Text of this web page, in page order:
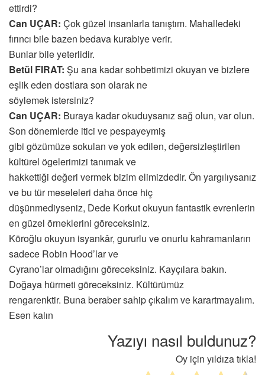
ettirdi?
Can UÇAR: Çok güzel insanlarla tanıştım. Mahalledeki
fırıncı bile bazen bedava kurabiye verir.
Bunlar bile yeterlidir.
Betül FIRAT: Şu ana kadar sohbetimizi okuyan ve bizlere
eşlik eden dostlara son olarak ne
söylemek istersiniz?
Can UÇAR: Buraya kadar okuduysanız sağ olun, var olun.
Son dönemlerde itici ve pespayeymiş
gibi gözümüze sokulan ve yok edilen, değersizleştirilen
kültürel ögelerimizi tanımak ve
hakkettiği değeri vermek bizim elimizdedir. Ön yargılıysanız
ve bu tür meseleleri daha önce hiç
düşünmediyseniz, Dede Korkut okuyun fantastik evrenlerin
en güzel örneklerini göreceksiniz.
Köroğlu okuyun isyankâr, gururlu ve onurlu kahramanların
sadece Robin Hood’lar ve
Cyrano’lar olmadığını göreceksiniz. Kayçılara bakın.
Doğaya hürmeti göreceksiniz. Kültürümüz
rengarenktir. Buna beraber sahip çıkalım ve karartmayalım.
Esen kalın
Yazıyı nasıl buldunuz?
Oy için yıldıza tıkla!